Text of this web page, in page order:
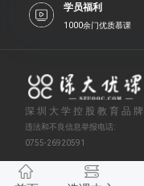
学员福利
1000余门优质慕课
深圳大学控股教育品牌
违法和不良信息举报电话:
0755-26920591